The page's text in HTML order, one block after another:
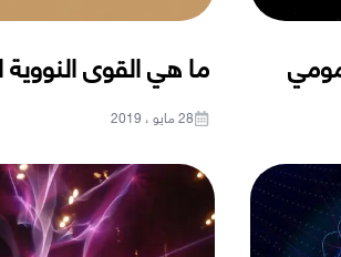
ما هي القوى
28 مايو ، 2019